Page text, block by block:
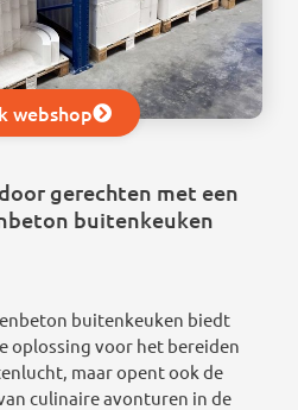
webshop
gerechten met een
buitenkeuken
buitenkeuken biedt
oplossing voor het bereiden
maar opent ook de
culinaire avonturen in de